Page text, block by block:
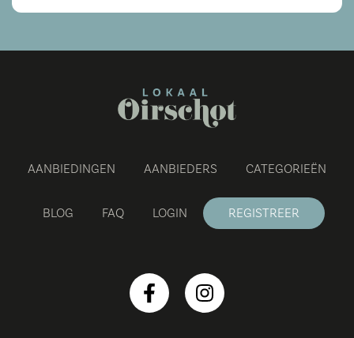
AANBIEDINGEN AANBIEDERS CATEGORIEËN
BLOG FAQ LOGIN REGISTREER